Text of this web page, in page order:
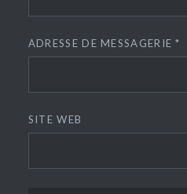
ADRESSE DE MESSAGERIE*
SITE WEB